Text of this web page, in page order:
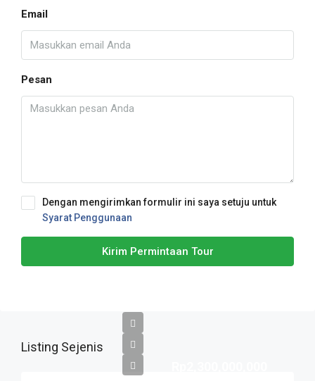
Email
Pesan
Dengan mengirimkan formulir ini saya setuju untuk
Syarat Penggunaan
Kirim Permintaan Tour
Listing Sejenis